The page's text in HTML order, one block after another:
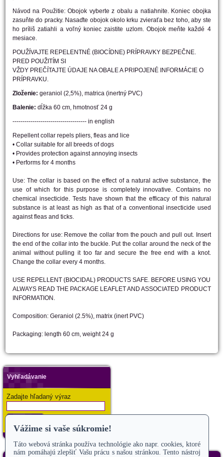
Návod na Použitie: Obojok vyberte z obalu a natiahnite. Koniec obojka
zasuňte do pracky. Nasaďte obojok okolo krku zvieraťa bez toho, aby ste
ho príliš zatiahli a voľný koniec zaistite uzlom. Obojok meňte každé 4
mesiace.
POUŽÍVAJTE REPELENTNÉ (BIOCÍDNE) PRÍPRAVKY BEZPEČNE.
PRED POUŽITÍM SI
VŽDY PREČÍTAJTE ÚDAJE NA OBALE A PRIPOJENÉ INFORMÁCIE O
PRÍPRAVKU.
Zloženie: geraniol (2,5%), matrica (inertný PVC)
Balenie: dĺžka 60 cm, hmotnosť 24 g
------------------------------------- in english
Repellent collar repels pliers, fleas and lice
• Collar suitable for all breeds of dogs
• Provides protection against annoying insects
• Performs for 4 months
Use: The collar is based on the effect of a natural active substance, the
use of which for this purpose is completely innovative. Contains no
chemical insecticide. Tests have shown that the efficacy of this natural
substance is at least as high as that of a conventional insecticide used
against fleas and ticks.
Directions for use: Remove the collar from the pouch and pull out. Insert
the end of the collar into the buckle. Put the collar around the neck of the
animal without pulling it too far and secure the free end with a knot.
Change the collar every 4 months.
USE REPELLENT (BIOCIDAL) PRODUCTS SAFE. BEFORE USING YOU
ALWAYS READ THE PACKAGE LEAFLET AND ASSOCIATED PRODUCT
INFORMATION.
Composition: Geraniol (2.5%), matrix (inert PVC)
Packaging: length 60 cm, weight 24 g
Vyhľadávanie
Zadajte hľadaný výraz